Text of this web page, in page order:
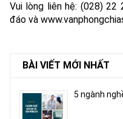
Vui lòng liên hệ: (028)
đáo và www.
BÀI VIẾT MỚI NHẤT
5 ngành